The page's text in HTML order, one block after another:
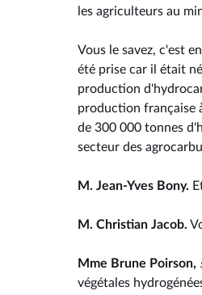
les agriculteurs au
Vous le savez, c'est
été prise car il était
production
production française
de 300 000 tonnes
secteur des
M. Jean-Yves Bony.
M. Christian Jacob.
Mme Brune Poirson,
végétales